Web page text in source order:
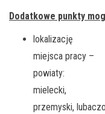
Dodatkowe punkty
lokalizację
miejsca pracy –
powiaty:
mielecki,
przemyski,